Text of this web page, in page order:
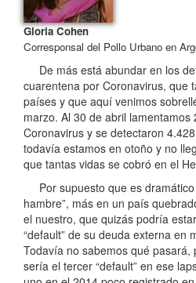
Gloria Cohen
Corresponsal del Pollo Urbano en
De más está abundar en los
cuarentena por Coronavirus, que
países y que aquí venimos
marzo. Al 30 de abril lamentamos
Coronavirus y se detectaron
todavía estamos en otoño y no
que tantas vidas se cobró en el
Por supuesto que es dramático
hambre”, más en un país
el nuestro, que quizás podría
“default” de su deuda externa en
Todavía no sabemos qué pasará,
sería el tercer “default” en ese